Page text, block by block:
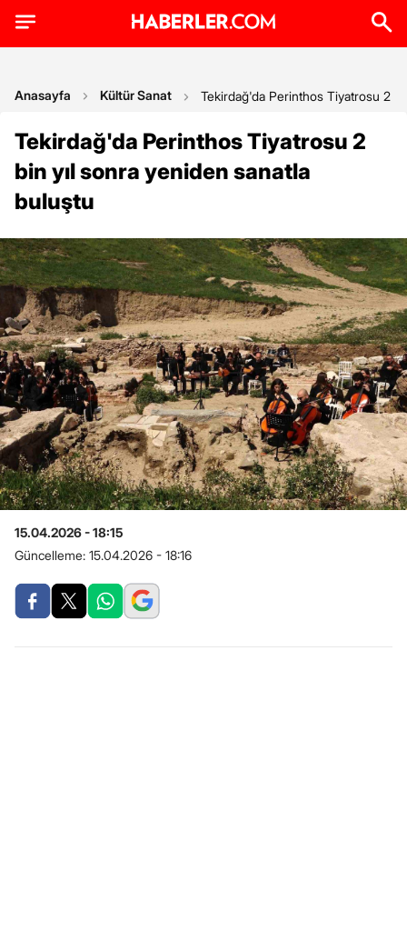
Anasayfa Kültür Sanat Tekirdağ'da Perinthos Tiyatrosu 2
Tekirdağ'da Perinthos Tiyatrosu 2
bin yıl sonra yeniden sanatla
buluştu
15.04.2026 - 18:15
Güncelleme: 15.04.2026 - 18:16